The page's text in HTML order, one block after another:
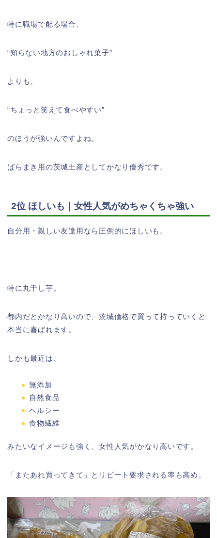
特に職場で配る場合、
“知らない地方のおしゃれ菓子”
よりも、
“ちょっと笑えて食べやすい”
のほうが強いんですよね。
ばらまき用の茨城土産としてかなり優秀です。
2位 ほしいも｜女性人気がめちゃくちゃ強い
自分用・親しい友達用なら圧倒的にほしいも。
特に丸干し芋。
都内だとかなり高いので、茨城価格で買って持っていくと
本当に喜ばれます。
しかも最近は、
無添加
自然食品
ヘルシー
食物繊維
みたいなイメージも強く、女性人気がかなり高いです。
「またあれ買ってきて」とリピート要求される率も高め。